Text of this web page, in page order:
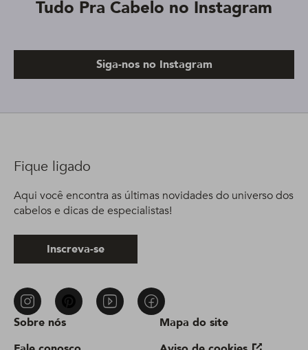
Tudo Pra Cabelo no Instagram
Siga-nos no Instagram
Sobre nós
Mapa do site
Fique ligado
Aqui você encontra as últimas novidades do universo dos
cabelos e dicas de especialistas!
Inscreva-se